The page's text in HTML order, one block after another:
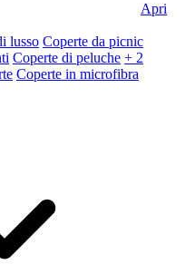
Apri
lusso Coperte da picnic
Coperte di peluche + 2
Coperte in microfibra